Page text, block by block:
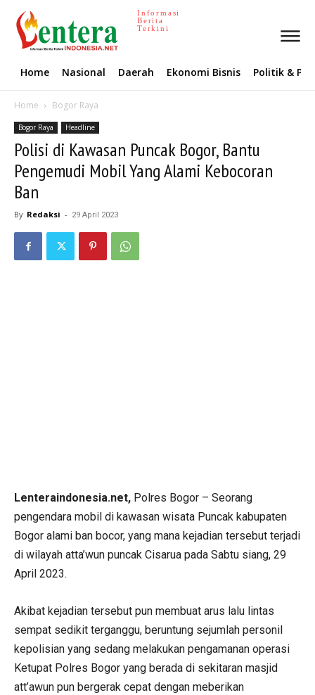
Informasi
Berita
Terkini
Home Nasional Daerah Ekonomi Bisnis Politik &
Home Bogor Raya
Bogor Raya Headline
Polisi di Kawasan Puncak Bogor, Bantu
Pengemudi Mobil Yang Alami Kebocoran
Ban
By Redaksi - 29 April 2023
Lenteraindonesia.net, Polres Bogor – Seorang
pengendara mobil di kawasan wisata Puncak kabupaten
Bogor alami ban bocor, yang mana kejadian tersebut terjadi
di wilayah atta’wun puncak Cisarua pada Sabtu siang, 29
April 2023.
Akibat kejadian tersebut pun membuat arus lalu lintas
sempat sedikit terganggu, beruntung sejumlah personil
kepolisian yang sedang melakukan pengamanan operasi
Ketupat Polres Bogor yang berada di sekitaran masjid
att’awun pun bergerak cepat dengan meberikan